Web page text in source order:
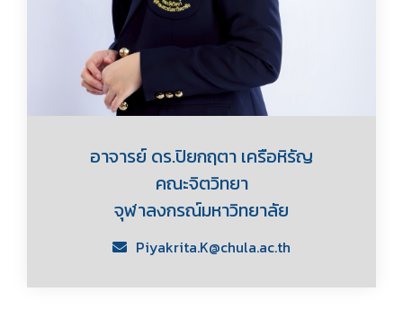
อาจารย์ ดร.ปิยกฤตา เครือหิรัญ
คณะจิตวิทยา
จุฬาลงกรณ์มหาวิทยาลัย
Piyakrita.K@chula.ac.th